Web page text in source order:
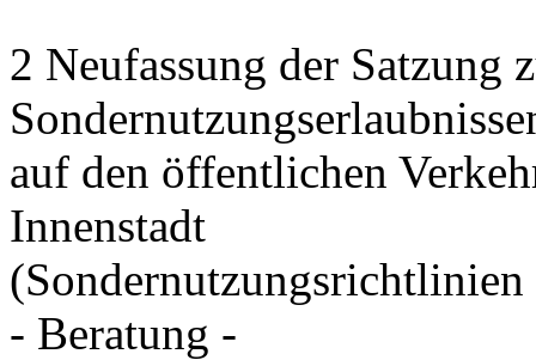
2 Neufassung der Satzung
auf den öffentlichen
Innenstadt
(Sondernutzungsrichtlinien
- Beratung -